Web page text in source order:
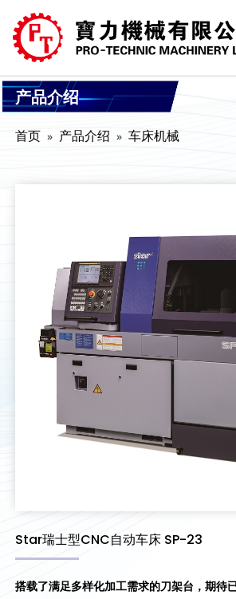
产品介绍
首页 产品介绍 车床机械
Star瑞士型CNC自动车床 SP-23
搭载了满足多样化加工需求的刀架台，期待